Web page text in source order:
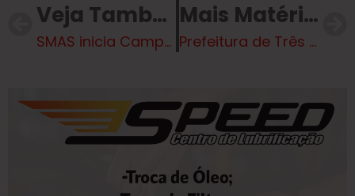
Veja Também
SMAS inicia Campanha Natal Solidário que entregará 4.502 cestas básicas
Mais Matérias
Prefeitura de Três Lagoas entregará mais 64 Títulos de Regularização Fundiária nesta quarta (18)